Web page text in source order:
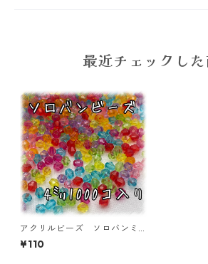
最近チェックし
アクリルビーズ ソロバンミ
ックス 4㎜ 1000個入り
【AB‐ac-4×4】
¥110